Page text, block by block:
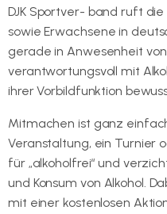
DJK Sportver- band ruft
sowie Erwachsene in
gerade in Anwesenheit
verantwortungsvoll mit
ihrer Vorbildfunktion
Mitmachen ist ganz
Veranstaltung, ein Turnier
für „alkoholfrei“ und
und Konsum von Alkohol.
mit einer kostenlosen